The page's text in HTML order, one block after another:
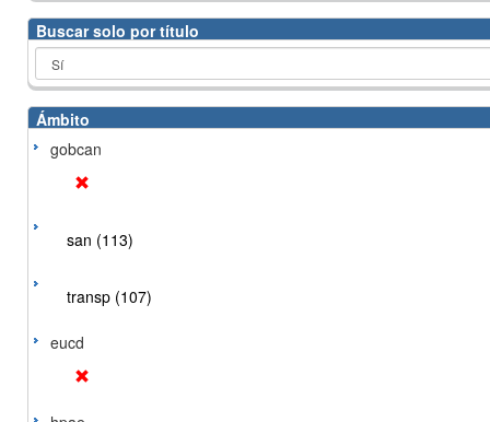
Buscar solo por título
Ámbito
gobcan
san (113)
transp (107)
eucd